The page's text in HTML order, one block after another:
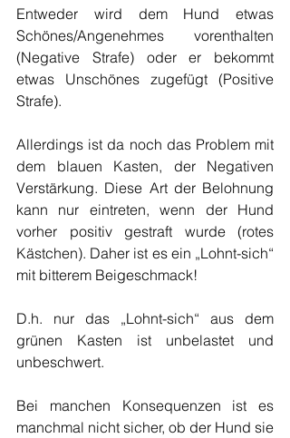
Entweder wird dem Hund etwas
Schönes/Angenehmes vorenthalten
(Negative Strafe) oder er bekommt
etwas Unschönes zugefügt (Positive
Strafe).
Allerdings ist da noch das Problem mit
dem blauen Kasten, der Negativen
Verstärkung. Diese Art der Belohnung
kann nur eintreten, wenn der Hund
vorher positiv gestraft wurde (rotes
Kästchen). Daher ist es ein „Lohnt-sich“
mit bitterem Beigeschmack!
D.h. nur das „Lohnt-sich“ aus dem
grünen Kasten ist unbelastet und
unbeschwert.
Bei manchen Konsequenzen ist es
manchmal nicht sicher, ob der Hund sie